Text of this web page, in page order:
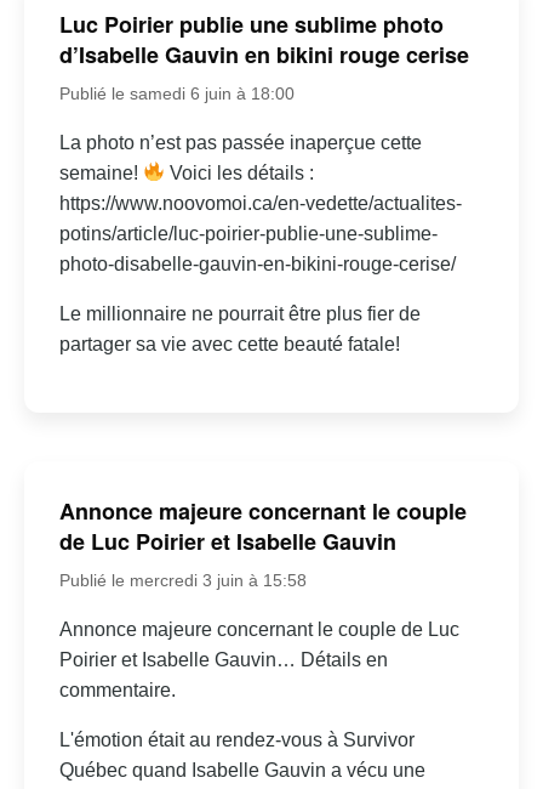
Luc Poirier publie une sublime photo
d’Isabelle Gauvin en bikini rouge cerise
Publié le samedi 6 juin à 18:00
La photo n’est pas passée inaperçue cette
semaine!
Voici les détails :
https://www.noovomoi.ca/en-vedette/actualites-
potins/article/luc-poirier-publie-une-sublime-
photo-disabelle-gauvin-en-bikini-rouge-cerise/
Le millionnaire ne pourrait être plus fier de
partager sa vie avec cette beauté fatale!
Annonce majeure concernant le couple
de Luc Poirier et Isabelle Gauvin
Publié le mercredi 3 juin à 15:58
Annonce majeure concernant le couple de Luc
Poirier et Isabelle Gauvin… Détails en
commentaire.
L'émotion était au rendez-vous à Survivor
Québec quand Isabelle Gauvin a vécu une